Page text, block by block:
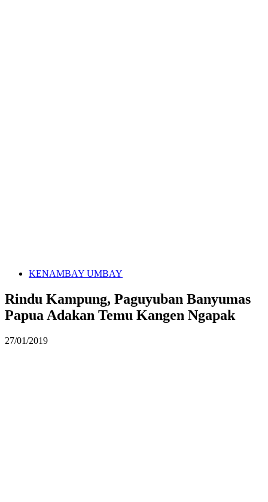
KENAMBAY UMBAY
Rindu Kampung, Paguyuban Banyumas
Papua Adakan Temu Kangen Ngapak
27/01/2019